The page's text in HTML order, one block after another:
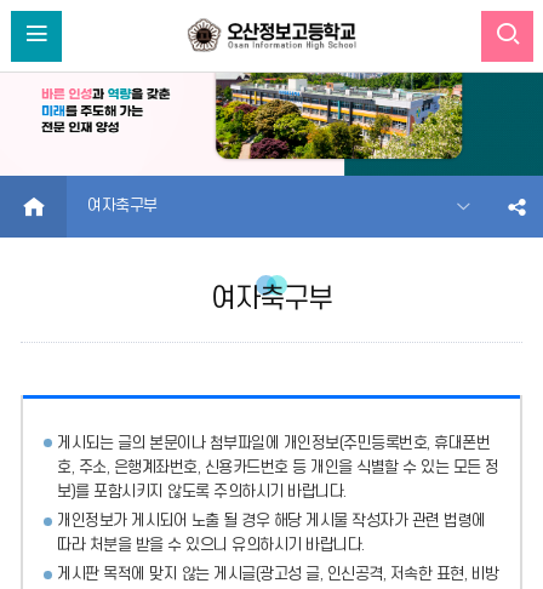
HOME 여자축구부
여자축구부
게시되는 글의 본문이나 첨부파일에
개인정보(주민등록번호, 휴대폰번
호, 주소, 은행계좌번호, 신용카드번호 등 개인을 식별할 수 있는 모든 정
보)를 포함시키지 않도록 주의하시기 바랍니다.
개인정보가 게시되어 노출 될 경우 해당 게시물 작성자가 관련 법령에
따라 처분을 받을 수 있으니 유의하시기 바랍니다.
게시판 목적에 맞지 않는 게시글(광고성 글, 인신공격, 저속한 표현, 비방